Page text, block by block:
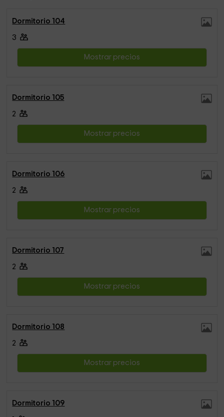
Dormitorio 104
3
Mostrar precios
Dormitorio 105
2
Mostrar precios
Dormitorio 106
2
Mostrar precios
Dormitorio 107
2
Mostrar precios
Dormitorio 108
2
Mostrar precios
Dormitorio 109